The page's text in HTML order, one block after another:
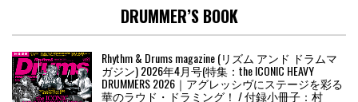
DRUMMER’S BOOK
Rhythm & Drums magazine (リズム アンド ドラムマ
ガジン) 2026年4月号(特集：the ICONIC HEAVY
DRUMMERS 2026｜アグレッシヴにステージを彩る
華のラウド・ドラミング！ / 付録小冊子：村